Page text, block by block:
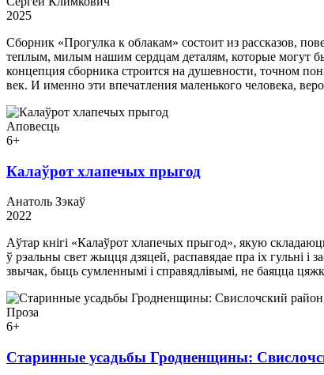
2025
Сборник «Прогулка к облакам» состоит из рассказов,
теплым, милым нашим сердцам деталям, которые могут
концепция сборника строится на душевности, точном
век. И именно эти впечатления маленького человека,
Аповесць
6+
Калаўрот хлапечых прыгод
Анатоль Зэкаў
2022
Аўтар кнігі «Калаўрот хлапечых прыгод», якую
ў рэальны свет жыцця дзяцей, распавядае пра іх гульні
звычак, быць сумленнымі і справядлівымі, не баяцца
Проза
6+
Старинные усадьбы Гродненщины: